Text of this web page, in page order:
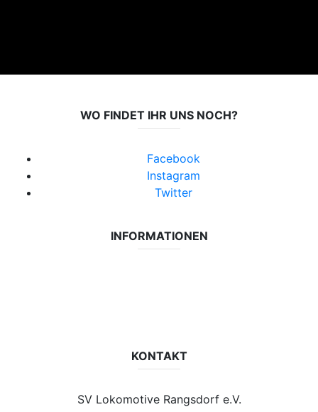
WO FINDET IHR UNS NOCH?
Facebook
Instagram
Twitter
INFORMATIONEN
KONTAKT
SV Lokomotive Rangsdorf e.V.